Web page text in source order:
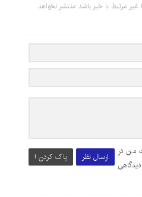
غیر مرتبط با خبر باشد منتشر نخواهد
ارسال نظر پاک کردن !
من در